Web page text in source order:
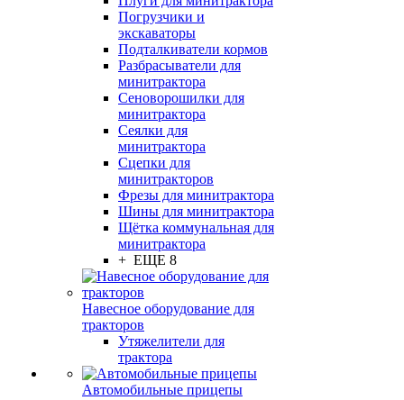
Погрузчики и
экскаваторы
Подталкиватели кормов
Разбрасыватели для
минитрактора
Сеноворошилки для
минитрактора
Сеялки для
минитрактора
Сцепки для
минитракторов
Фрезы для минитрактора
Шины для минитрактора
Щётка коммунальная для
минитрактора
+ ЕЩЕ 8
Навесное оборудование для
тракторов
Утяжелители для
трактора
Автомобильные прицепы